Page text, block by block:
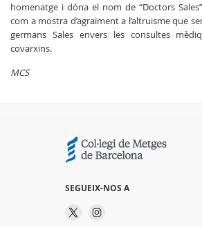
homenatge i dóna el nom de “Doctors
com a mostra d’agraïment a l’altruisme que
germans Sales envers les consultes
covarxins.
MCS
SEGUEIX-NOS A